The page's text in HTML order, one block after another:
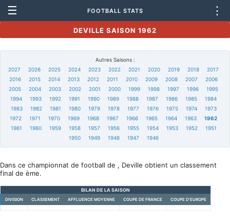
☰ FOOTBALL STATS ⋮
DEVILLE SAISON 1962
Autres Saisons :
2027
2026 2025 2024 2023 2022 2021 2020 2019 2018
2017
2016
2015 2014 2013 2012 2011 2010 2009 2008 2007
2006
2005
2004 2003 2002 2001 2000 1999 1998 1997 1996
1995
1994
1993 1992 1991 1990 1989 1988 1987 1986 1985
1984
1983
1982 1981 1980 1979 1978 1977 1976 1975 1974
1973
1972
1971 1970 1969 1968 1967 1966 1965 1964 1963
1962
1961
1960 1959 1958 1957 1956 1955 1954 1953 1952
1951
1950
1949 1948 1947 1946
Dans ce championnat de football de , Deville obtient un classement
final de ème.
BILAN DE LA SAISON
DIVISION CLASSEMENT AFFLUENCE MOYENNE COUPE DE FRANCE COUPE D'EUROPE